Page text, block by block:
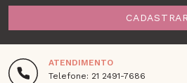
CADASTRAR
ATENDIMENTO
Telefone: 21 2491-7686